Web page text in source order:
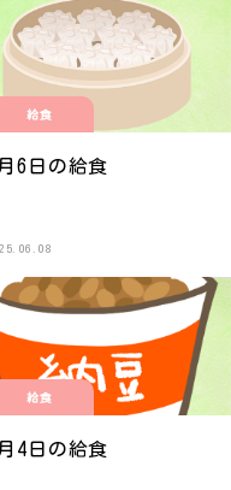
給食
6日の給食
給食
4日の給食